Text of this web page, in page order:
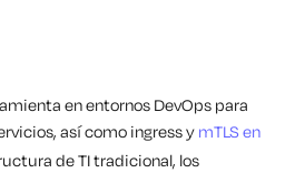
en entornos DevOps para
así como ingress y mTLS en
de TI tradicional, los